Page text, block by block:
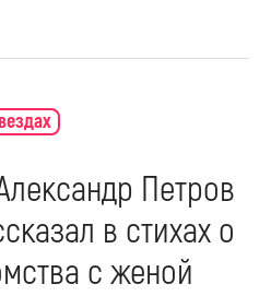
Петров
в стихах о
с женой